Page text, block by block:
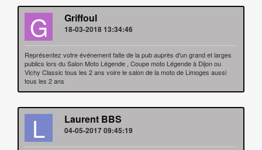
G Griffoul
18-03-2018 13:34:46
Représentez votre événement faite de la pub auprès d'un grand et larges
publics lors du Salon Moto Légende , Coupe moto Légende à Dijon ou
Vichy Classic tous les 2 ans voire le salon de la moto de Limoges aussi
tous les 2 ans
L Laurent BBS
04-05-2017 09:45:19